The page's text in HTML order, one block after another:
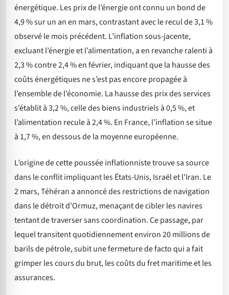
énergétique. Les prix de l’énergie ont connu un bond de
4,9 % sur un an en mars, contrastant avec le recul de 3,1 %
observé le mois précédent. L’inflation sous-jacente,
excluant l’énergie et l’alimentation, a en revanche ralenti à
2,3 % contre 2,4 % en février, indiquant que la hausse des
coûts énergétiques ne s’est pas encore propagée à
l’ensemble de l’économie. La hausse des prix des services
s’établit à 3,2 %, celle des biens industriels à 0,5 %, et
l’alimentation recule à 2,4 %. En France, l’inflation se situe
à 1,7 %, en dessous de la moyenne européenne.
L’origine de cette poussée inflationniste trouve sa source
dans le conflit impliquant les États-Unis, Israël et l’Iran. Le
2 mars, Téhéran a annoncé des restrictions de navigation
dans le détroit d’Ormuz, menaçant de cibler les navires
tentant de traverser sans coordination. Ce passage, par
lequel transitent quotidiennement environ 20 millions de
barils de pétrole, subit une fermeture de facto qui a fait
grimper les cours du brut, les coûts du fret maritime et les
assurances.